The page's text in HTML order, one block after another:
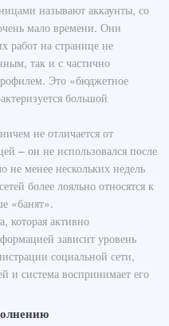
называют аккаунты, со
мало времени. Они
работ на странице не
так и с частично
Это «бюджетное
большой
не отличается от
– он не использовался после
не менее нескольких недель
более лояльно относятся к
«банят».
которая активно
зависит уровень
социальной сети,
и система воспринимает его